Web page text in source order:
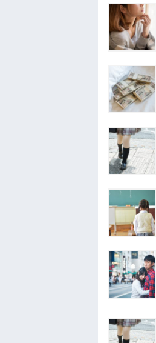
【衝撃】
【ネット
ｗｗｗｗｗ
【愕然】白
百年の恋
【悲報】